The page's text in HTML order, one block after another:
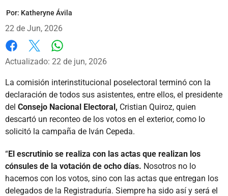
Por: Katheryne Ávila
22 de Jun, 2026
Facebook
X
Actualizado: 22 de jun, 2026
La comisión interinstitucional poselectoral terminó con la
declaración de todos sus asistentes, entre ellos, el presidente
del Consejo Nacional Electoral, Cristian Quiroz, quien
descartó un reconteo de los votos en el exterior, como lo
solicitó la campaña de Iván Cepeda.
“El escrutinio se realiza con las actas que realizan los
cónsules de la votación de ocho días. Nosotros no lo
hacemos con los votos, sino con las actas que entregan los
delegados de la Registraduría. Siempre ha sido así y será el